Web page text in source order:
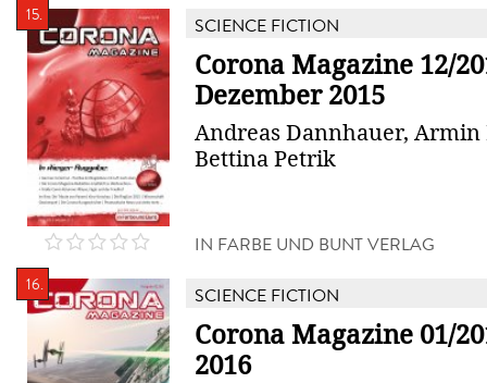
15. SCIENCE FICTION
Corona Magazine 12/
Dezember 2015
Andreas Dannhauer, Armin
Bettina Petrik
IN FARBE UND BUNT VERLAG
16. SCIENCE FICTION
Corona Magazine 01/
2016